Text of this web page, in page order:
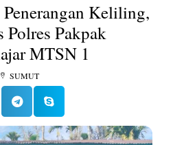
Keliling,
Polres Pakpak
MTSN 1
SUMUT